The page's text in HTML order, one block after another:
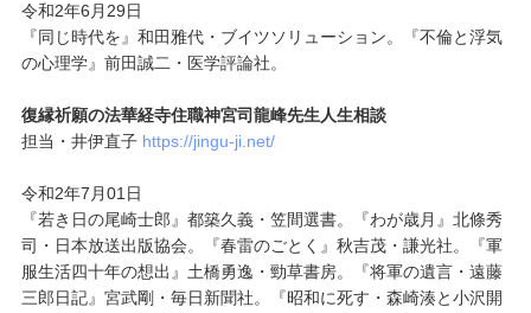
令和2年6月29日
『同じ時代を』和田雅代・ブイツソリューション。『不倫と浮気
の心理学』前田誠二・医学評論社。
復縁祈願の法華経寺住職神宮司龍峰先生人生相談
担当・井伊直子 https://jingu-ji.net/
令和2年7月01日
『若き日の尾崎士郎』都築久義・笠間選書。『わが歳月』北條秀
司・日本放送出版協会。『春雷のごとく』秋吉茂・謙光社。『軍
服生活四十年の想出』土橋勇逸・勁草書房。『将軍の遺言・遠藤
三郎日記』宮武剛・毎日新聞社。『昭和に死す・森崎湊と小沢開